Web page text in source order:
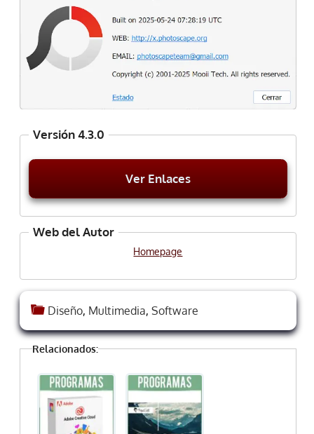
Versión 4.3.0
Ver Enlaces
Web del Autor
Homepage
Diseño, Multimedia, Software
Relacionados: